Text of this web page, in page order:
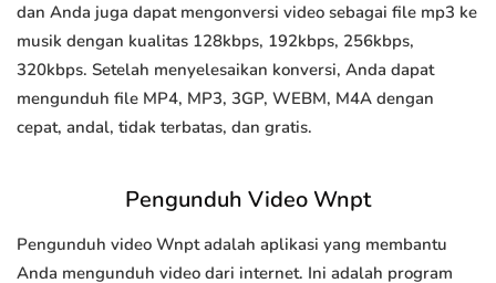
dan Anda juga dapat mengonversi video sebagai file mp3 ke
musik dengan kualitas 128kbps, 192kbps, 256kbps,
320kbps. Setelah menyelesaikan konversi, Anda dapat
mengunduh file MP4, MP3, 3GP, WEBM, M4A dengan
cepat, andal, tidak terbatas, dan gratis.
Pengunduh Video Wnpt
Pengunduh video Wnpt adalah aplikasi yang membantu
Anda mengunduh video dari internet. Ini adalah program